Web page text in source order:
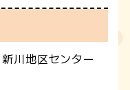
川地区センター